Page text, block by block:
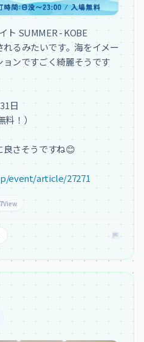
ト SUMMER - KOBE
れるみたいです。海をイメー
ンですごく綺麗そうです
日
！）
良さそうですね😊
event/article/27271
View